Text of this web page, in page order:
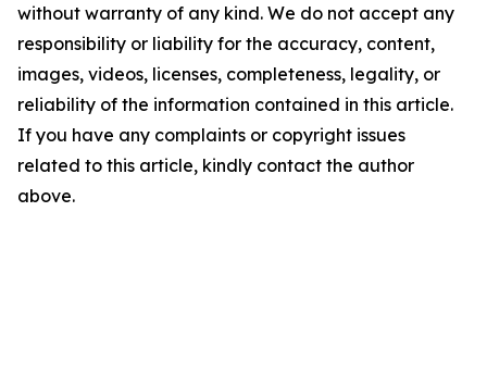
without warranty of any kind. We do not accept any
responsibility or liability for the accuracy, content,
images, videos, licenses, completeness, legality, or
reliability of the information contained in this article.
If you have any complaints or copyright issues
related to this article, kindly contact the author
above.